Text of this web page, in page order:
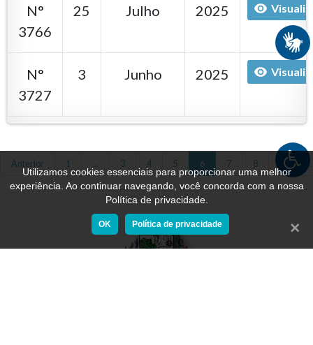
Utilizamos cookies essenciais para proporcionar uma melhor
experiência. Ao continuar navegando, você concorda com a nossa
Política de privacidade.
OK Política de privacidade Fechar
N°
3766
25 Julho 2025
N°
3727
3 Junho 2025
Anterior 1 ... 3 4 5 6 7 8 9 ...